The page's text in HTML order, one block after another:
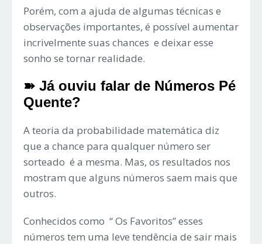
Porém, com a ajuda de algumas técnicas e
observações importantes, é possível aumentar
incrivelmente suas chances e deixar esse
sonho se tornar realidade.
➽ Já ouviu falar de Números Pé
Quente?
A teoria da probabilidade matemática diz
que a chance para qualquer número ser
sorteado é a mesma. Mas, os resultados nos
mostram que alguns números saem mais que
outros.
Conhecidos como “ Os Favoritos” esses
números tem uma leve tendência de sair mais